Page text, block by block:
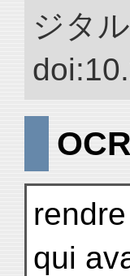
ジタ
qui